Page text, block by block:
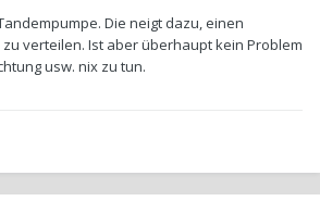
Die neigt dazu, einen
verteilen. Ist aber überhaupt kein Problem
usw. nix zu tun.